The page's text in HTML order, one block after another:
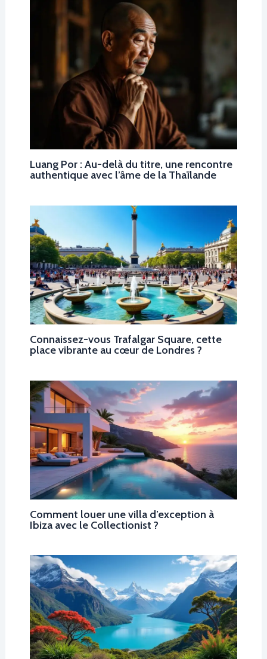
Luang Por : Au-delà du titre, une rencontre
authentique avec l’âme de la Thaïlande
Connaissez-vous Trafalgar Square, cette
place vibrante au cœur de Londres ?
Comment louer une villa d’exception à
Ibiza avec le Collectionist ?